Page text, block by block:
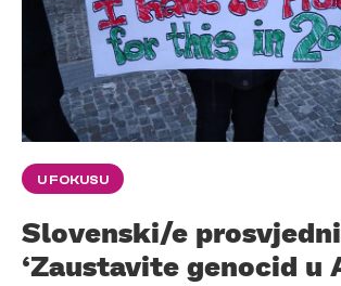
U FOKUSU
Slovenski/e
‘Zaustavite genocid u